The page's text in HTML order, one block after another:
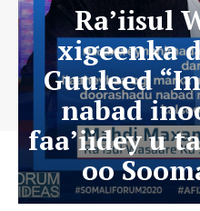
Ra’iisul
xigeenka
Guuleed
nabad
faa’iidey u
oo